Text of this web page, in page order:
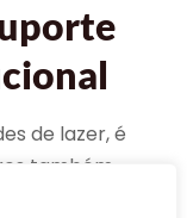
de lazer, é
também